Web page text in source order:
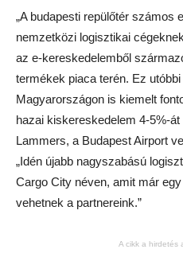
„A budapesti repülőtér számos
nemzetközi logisztikai
az e-kereskedelemből
termékek piaca terén. Ez
Magyarországon is kiemelt
hazai kiskereskedelem 4-5%-
Lammers, a Budapest Airport
„Idén újabb nagyszabású
Cargo City néven, amit már
vehetnek a partnereink.”
A cikk a hirdetés